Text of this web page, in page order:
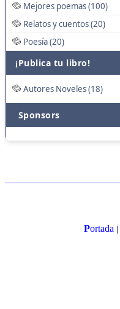
Mejores poemas (100)
Relatos y cuentos (20)
Poesía (20)
¡Publica tu libro!
Autores Noveles (18)
Sponsors
Portada|